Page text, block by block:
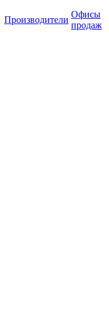
Производители
Офисы
продаж